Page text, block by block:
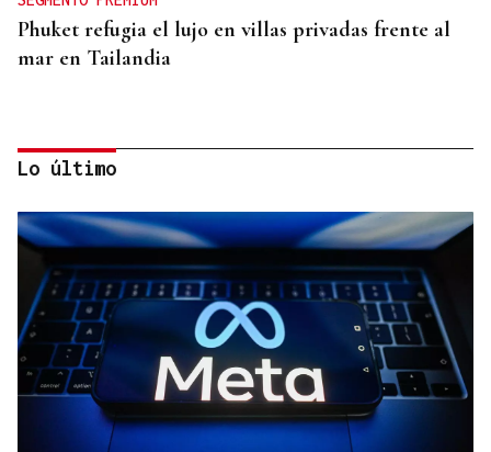
Phuket refugia el lujo en villas privadas frente al
mar en Tailandia
SEGMENTO PRÉMIUM
Arabia Saudí convierte el mar Rojo en un
santuario de lujo silencioso
Lo último